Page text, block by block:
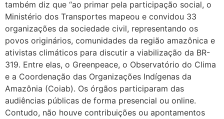
também diz que “ao primar pela participação social, o
Ministério dos Transportes mapeou e convidou 33
organizações da sociedade civil, representando os
povos originários, comunidades da região amazônica e
ativistas climáticos para discutir a viabilização da BR-
319. Entre elas, o Greenpeace, o Observatório do Clima
e a Coordenação das Organizações Indígenas da
Amazônia (Coiab). Os órgãos participaram das
audiências públicas de forma presencial ou online.
Contudo, não houve contribuições ou apontamentos